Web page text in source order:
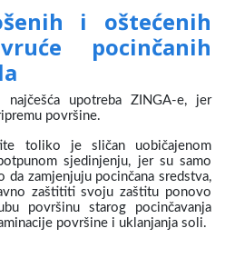
i oštećenih
pocinčanih
upotreba ZINGA-e, jer
površine.
toliko je sličan uobičajenom
sjedinjenju, jer su samo
zamjenjuju pocinčana sredstva,
zaštititi svoju zaštitu ponovo
površinu starog pocinčavanja
površine i uklanjanja soli.